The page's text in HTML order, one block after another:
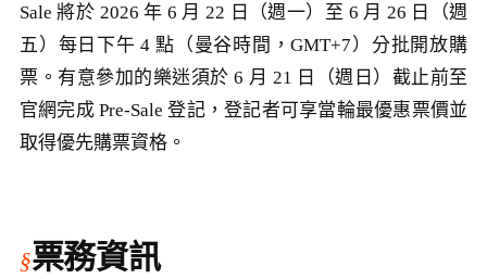
Sale 將於 2026 年 6 月 22 日（週一）至 6 月 26 日（週
五）每日下午 4 點（曼谷時間，GMT+7）分批開放購
票。有意參加的樂迷須於 6 月 21 日（週日）截止前至
官網完成 Pre-Sale 登記，登記者可享當輪最優惠票價並
取得優先購票資格。
票務資訊